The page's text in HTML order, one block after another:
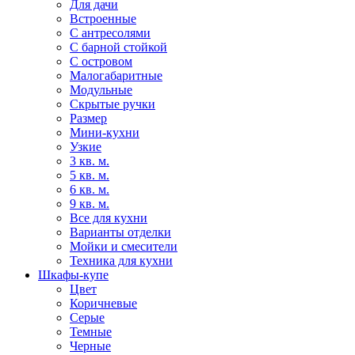
Для дачи
Встроенные
С антресолями
С барной стойкой
С островом
Малогабаритные
Модульные
Скрытые ручки
Размер
Мини-кухни
Узкие
3 кв. м.
5 кв. м.
6 кв. м.
9 кв. м.
Все для кухни
Варианты отделки
Мойки и смесители
Техника для кухни
Шкафы-купе
Цвет
Коричневые
Серые
Темные
Черные